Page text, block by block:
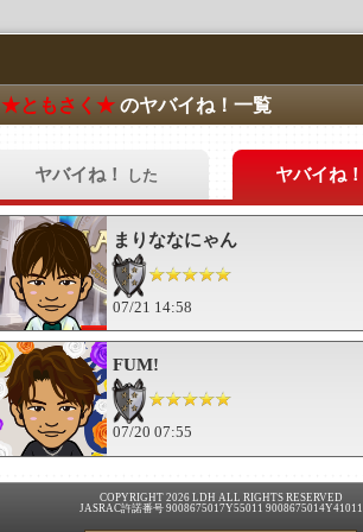
★ともさく★ のヤバイね！一覧
ヤバイね！ した ヤバイね！
まりななにゃん
07/21 14:58
FUM!
07/20 07:55
COPYRIGHT 2026 LDH ALL RIGHTS RESERVED
JASRAC許諾番号 9008675017Y55011 9008675014Y41011